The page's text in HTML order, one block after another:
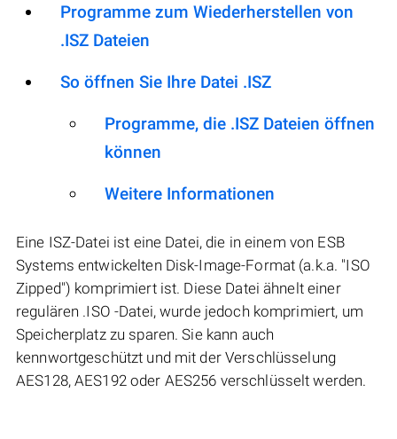
Programme zum Wiederherstellen von
.ISZ Dateien
So öffnen Sie Ihre Datei .ISZ
Programme, die .ISZ Dateien öffnen
können
Weitere Informationen
Eine ISZ-Datei ist eine Datei, die in einem von ESB
Systems entwickelten Disk-Image-Format (a.k.a. "ISO
Zipped") komprimiert ist. Diese Datei ähnelt einer
regulären .ISO -Datei, wurde jedoch komprimiert, um
Speicherplatz zu sparen. Sie kann auch
kennwortgeschützt und mit der Verschlüsselung
AES128, AES192 oder AES256 verschlüsselt werden.